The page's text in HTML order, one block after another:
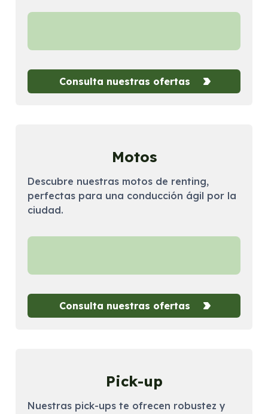
Consulta nuestras ofertas
Motos
Descubre nuestras motos de renting,
perfectas para una conducción ágil por la
ciudad.
Consulta nuestras ofertas
Pick-up
Nuestras pick-ups te ofrecen robustez y